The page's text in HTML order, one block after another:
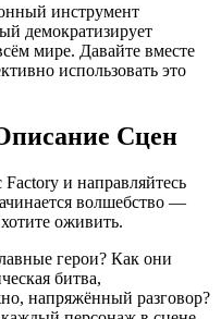
инструмент
демократизирует
мире. Давайте вместе
использовать это
Сцен
и направляйтесь
волшебство —
оживить.
герои? Как они
битва,
напряжённый разговор?